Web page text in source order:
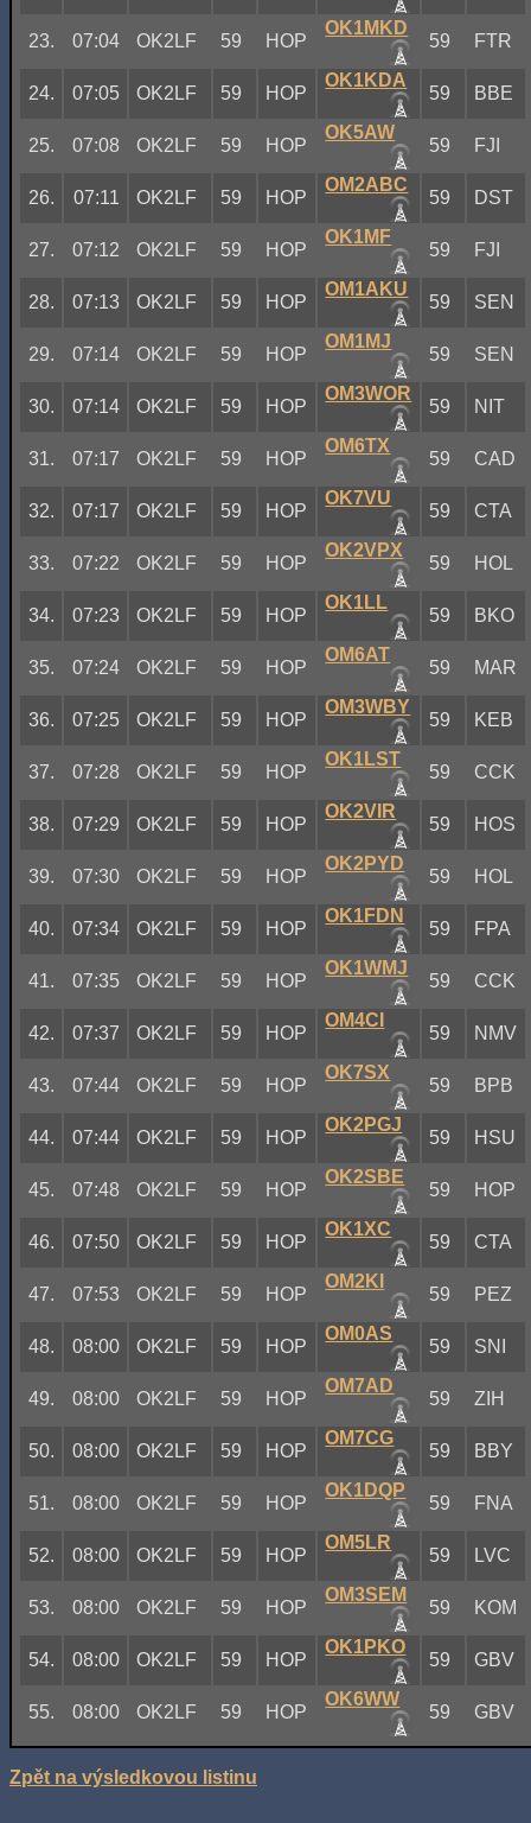
23. 07:04 OK2LF 59 HOP
OK1MKD
59 FTR
24. 07:05 OK2LF 59 HOP
OK1KDA
59 BBE
25. 07:08 OK2LF 59 HOP
OK5AW
59 FJI
26. 07:11 OK2LF 59 HOP
OM2ABC
59 DST
27. 07:12 OK2LF 59 HOP
OK1MF
59 FJI
28. 07:13 OK2LF 59 HOP
OM1AKU
59 SEN
29. 07:14 OK2LF 59 HOP
OM1MJ
59 SEN
30. 07:14 OK2LF 59 HOP
OM3WOR
59 NIT
31. 07:17 OK2LF 59 HOP
OM6TX
59 CAD
32. 07:17 OK2LF 59 HOP
OK7VU
59 CTA
33. 07:22 OK2LF 59 HOP
OK2VPX
59 HOL
34. 07:23 OK2LF 59 HOP
OK1LL
59 BKO
35. 07:24 OK2LF 59 HOP
OM6AT
59 MAR
36. 07:25 OK2LF 59 HOP
OM3WBY
59 KEB
37. 07:28 OK2LF 59 HOP
OK1LST
59 CCK
38. 07:29 OK2LF 59 HOP
OK2VIR
59 HOS
39. 07:30 OK2LF 59 HOP
OK2PYD
59 HOL
40. 07:34 OK2LF 59 HOP
OK1FDN
59 FPA
41. 07:35 OK2LF 59 HOP
OK1WMJ
59 CCK
42. 07:37 OK2LF 59 HOP
OM4CI
59 NMV
43. 07:44 OK2LF 59 HOP
OK7SX
59 BPB
44. 07:44 OK2LF 59 HOP
OK2PGJ
59 HSU
45. 07:48 OK2LF 59 HOP
OK2SBE
59 HOP
46. 07:50 OK2LF 59 HOP
OK1XC
59 CTA
47. 07:53 OK2LF 59 HOP
OM2KI
59 PEZ
48. 08:00 OK2LF 59 HOP
OM0AS
59 SNI
49. 08:00 OK2LF 59 HOP
OM7AD
59 ZIH
50. 08:00 OK2LF 59 HOP
OM7CG
59 BBY
51. 08:00 OK2LF 59 HOP
OK1DQP
59 FNA
52. 08:00 OK2LF 59 HOP
OM5LR
59 LVC
53. 08:00 OK2LF 59 HOP
OM3SEM
59 KOM
54. 08:00 OK2LF 59 HOP
OK1PKO
59 GBV
55. 08:00 OK2LF 59 HOP
OK6WW
59 GBV
Zpět na výsledkovou listinu